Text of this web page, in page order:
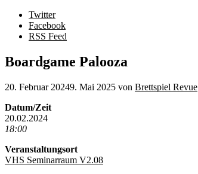
Twitter
Facebook
RSS Feed
Boardgame Palooza
20. Februar 20249. Mai 2025 von Brettspiel Revue
Datum/Zeit
20.02.2024
18:00
Veranstaltungsort
VHS Seminarraum V2.08